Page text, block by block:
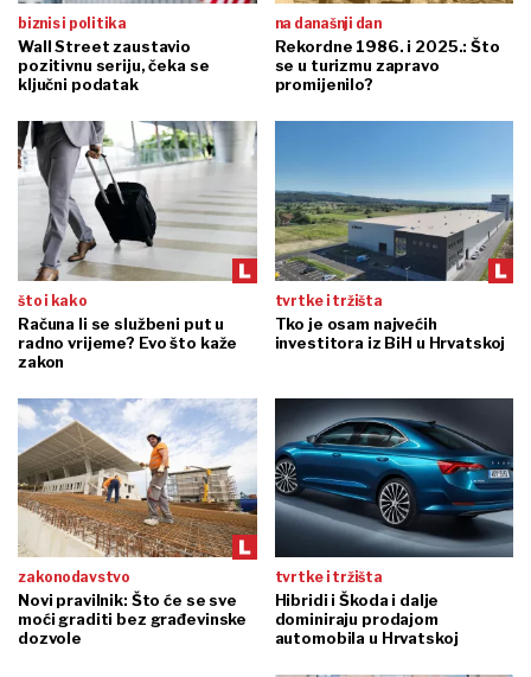
biznis i politika
Wall Street zaustavio
pozitivnu seriju, čeka se
ključni podatak
na današnji dan
Rekordne 1986. i 2025.: Što
se u turizmu zapravo
promijenilo?
što i kako
Računa li se službeni put u
radno vrijeme? Evo što kaže
zakon
tvrtke i tržišta
Tko je osam najvećih
investitora iz BiH u Hrvatskoj
zakonodavstvo
Novi pravilnik: Što će se sve
moći graditi bez građevinske
dozvole
tvrtke i tržišta
Hibridi i Škoda i dalje
dominiraju prodajom
automobila u Hrvatskoj